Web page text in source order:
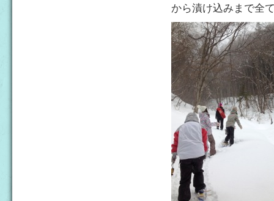
から漬け込みまで全